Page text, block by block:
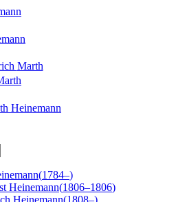
Marth
Heinemann
(1784–)
Heinemann(1806–1806)
Heinemann(1808–)